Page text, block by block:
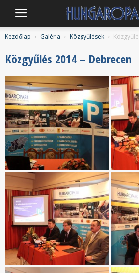
Hungaropark
Kezdőlap Galéria Közgyűlések
Közgyűlés 2014 – Debrecen